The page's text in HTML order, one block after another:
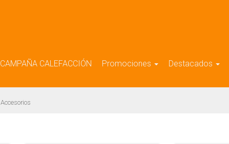
CAMPAÑA CALEFACCIÓN Promociones Destacados
Accesorios